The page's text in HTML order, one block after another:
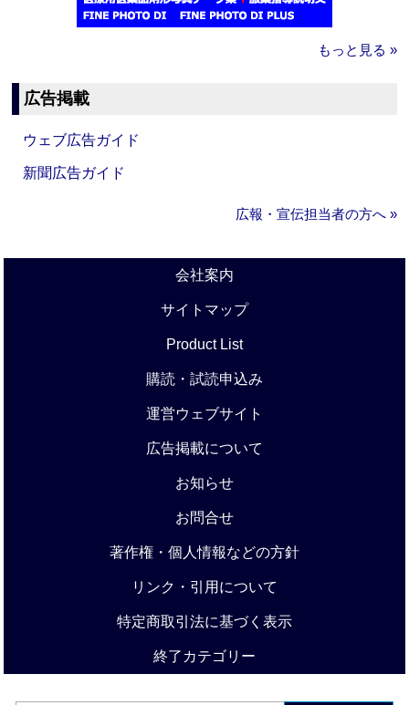
もっと見る »
広告掲載
ウェブ広告ガイド
新聞広告ガイド
広報・宣伝担当者の方へ »
会社案内
サイトマップ
Product List
購読・試読申込み
運営ウェブサイト
広告掲載について
お知らせ
お問合せ
著作権・個人情報などの方針
リンク・引用について
特定商取引法に基づく表示
終了カテゴリー